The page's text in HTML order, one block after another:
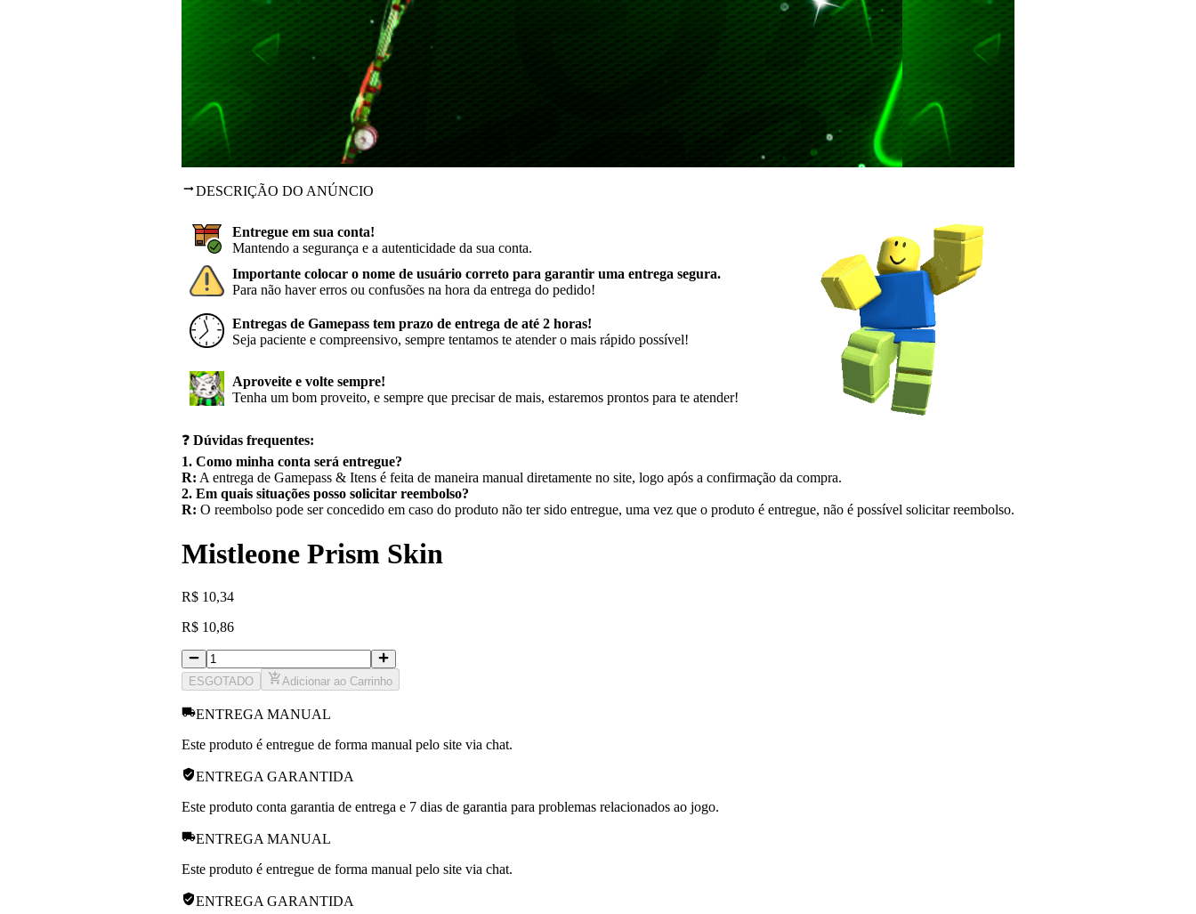
DESCRIÇÃO DO ANÚNCIO
Entregue em sua conta!
Mantendo a segurança e a autenticidade da sua conta.
Importante colocar o nome de usuário correto para garantir uma entrega segura.
Para não haver erros ou confusões na hora da entrega do pedido!
Entregas de Gamepass tem prazo de entrega de até 2 horas!
Seja paciente e compreensivo, sempre tentamos te atender o mais rápido possível!
Aproveite e volte sempre!
Tenha um bom proveito, e sempre que precisar de mais, estaremos prontos para te atender!
❓ Dúvidas frequentes:
1. Como minha conta será entregue?
R: A entrega de Gamepass & Itens é feita de maneira manual diretamente no site, logo após a confirmação da compra.
2. Em quais situações posso solicitar reembolso?
R: O reembolso pode ser concedido em caso do produto não ter sido entregue, uma vez que o produto é entregue, não é possível solicitar reembolso.
Mistleone Prism Skin
R$ 10,34
R$ 10,86
ESGOTADO Adicionar ao Carrinho
ENTREGA MANUAL
Este produto é entregue de forma manual pelo site via chat.
ENTREGA GARANTIDA
Este produto conta garantia de entrega e 7 dias de garantia para problemas relacionados ao jogo.
ENTREGA MANUAL
Este produto é entregue de forma manual pelo site via chat.
ENTREGA GARANTIDA